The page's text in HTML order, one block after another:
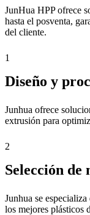
JunHua HPP ofrece
hasta el posventa,
del cliente.
1
Diseño y
Junhua ofrece
extrusión para
2
Selección de
Junhua se
los mejores plásticos